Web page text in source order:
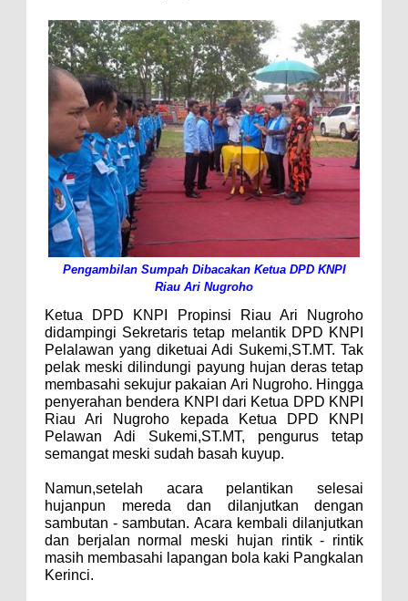
Pengambilan Sumpah Dibacakan Ketua DPD KNPI
Riau Ari Nugroho
Ketua DPD KNPI Propinsi Riau Ari Nugroho
didampingi Sekretaris tetap melantik DPD KNPI
Pelalawan yang diketuai Adi Sukemi,ST.MT. Tak
pelak meski dilindungi payung hujan deras tetap
membasahi sekujur pakaian Ari Nugroho. Hingga
penyerahan bendera KNPI dari Ketua DPD KNPI
Riau Ari Nugroho kepada Ketua DPD KNPI
Pelawan Adi Sukemi,ST.MT, pengurus tetap
semangat meski sudah basah kuyup.
Namun,setelah acara pelantikan selesai
hujanpun mereda dan dilanjutkan dengan
sambutan - sambutan. Acara kembali dilanjutkan
dan berjalan normal meski hujan rintik - rintik
masih membasahi lapangan bola kaki Pangkalan
Kerinci.